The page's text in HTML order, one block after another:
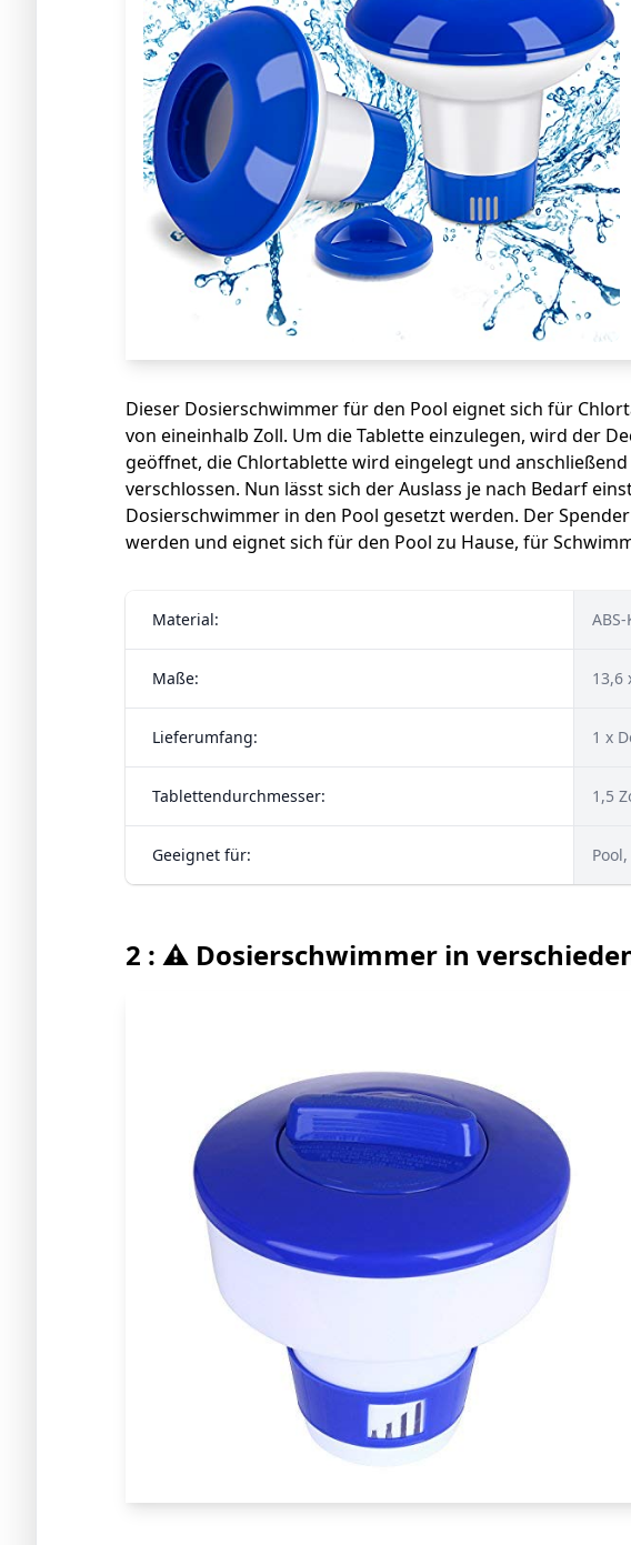
Dieser Dosierschwimmer für den Pool eignet sich für
von eineinhalb Zoll. Um die Tablette einzulegen, wird der
geöffnet, die Chlortablette wird eingelegt und
verschlossen. Nun lässt sich der Auslass je nach Bedarf
Dosierschwimmer in den Pool gesetzt werden. Der
werden und eignet sich für den Pool zu Hause, für
Material:
Maße: 13,6
Lieferumfang: 1 x
Tablettendurchmesser: 1,5
Geeignet für:
2 : ⚠️ Dosierschwimmer in